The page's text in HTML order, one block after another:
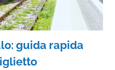
guida rapida